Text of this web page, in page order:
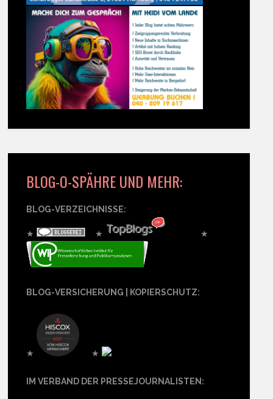
BLOG-O-SPÄHRE UND MEHR:
BLOG-VERZEICHNISSE:
★ ★ ★
BLOG-VERSICHERUNG | KOPIERSCHUTZ:
★ ★
IM VERBAND DER PRESSEJOURNALISTEN: